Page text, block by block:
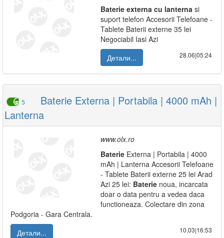
Baterie externa cu lanterna si
suport telefon Accesorii Telefoane -
Tablete Baterii externe 35 lei
Negociabil Iasi Azi
Детали...
28.06|05:24
5
Baterie Externa | Portabila | 4000 mAh |
Lanterna
www.olx.ro
Baterie Externa | Portabila | 4000
mAh | Lanterna Accesorii Telefoane
- Tablete Baterii externe 25 lei Arad
Azi 25 lei: Baterie noua, incarcata
doar o data pentru a vedea daca
functioneaza. Colectare din zona
Podgoria - Gara Centrala.
Детали...
10.03|16:53